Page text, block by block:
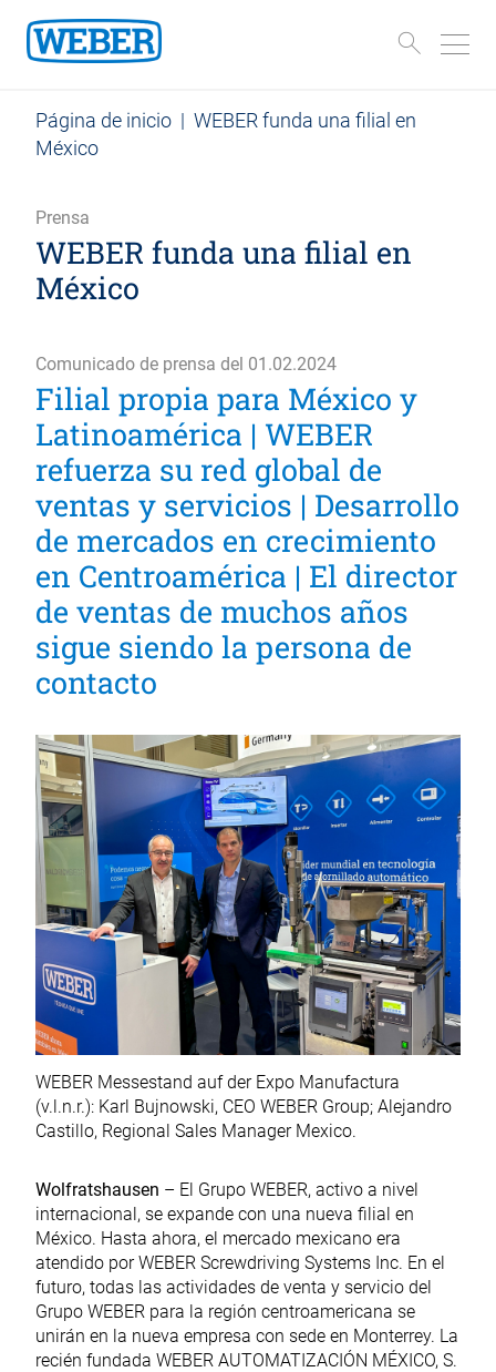
Página de inicio | WEBER funda una filial en
México
Prensa
WEBER funda una filial en
México
Comunicado de prensa del 01.02.2024
Filial propia para México y
Latinoamérica | WEBER
refuerza su red global de
ventas y servicios | Desarrollo
de mercados en crecimiento
en Centroamérica | El director
de ventas de muchos años
sigue siendo la persona de
contacto
WEBER Messestand auf der Expo Manufactura
(v.l.n.r.): Karl Bujnowski, CEO WEBER Group; Alejandro
Castillo, Regional Sales Manager Mexico.
Wolfratshausen – El Grupo WEBER, activo a nivel
internacional, se expande con una nueva filial en
México. Hasta ahora, el mercado mexicano era
atendido por WEBER Screwdriving Systems Inc. En el
futuro, todas las actividades de venta y servicio del
Grupo WEBER para la región centroamericana se
unirán en la nueva empresa con sede en Monterrey. La
recién fundada WEBER AUTOMATIZACIÓN MÉXICO, S.